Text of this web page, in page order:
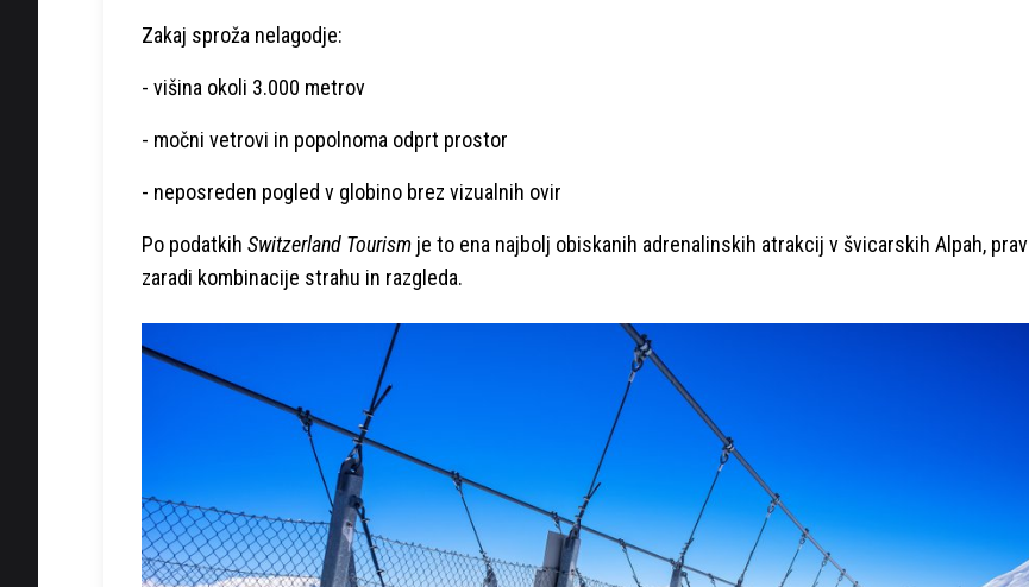
Zakaj sproža nelagodje:
- višina okoli 3.000 metrov
- močni vetrovi in popolnoma odprt prostor
- neposreden pogled v globino brez vizualnih ovir
Po podatkih Switzerland Tourism je to ena najbolj obiskanih adrenalinskih atrakcij v švicarskih Alpah, prav
zaradi kombinacije strahu in razgleda.